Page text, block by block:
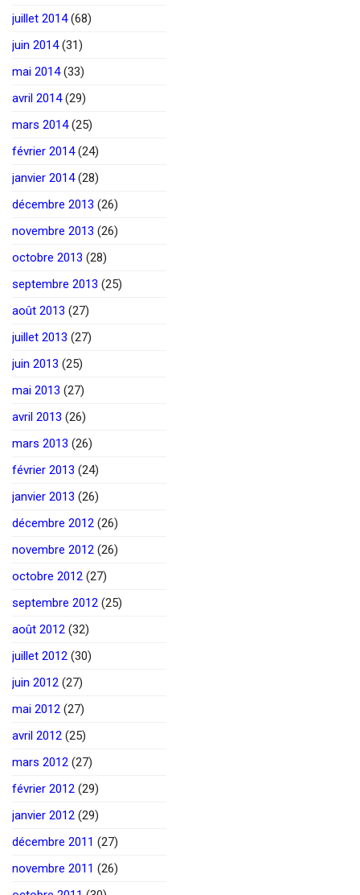
juillet 2014(68)
juin 2014(31)
mai 2014(33)
avril 2014(29)
mars 2014(25)
février 2014(24)
janvier 2014(28)
décembre 2013 (26)
novembre 2013 (26)
octobre 2013 (28)
septembre 2013 (25)
août 2013 (27)
juillet 2013 (27)
juin 2013 (25)
mai 2013 (27)
avril 2013 (26)
mars 2013 (26)
février 2013 (24)
janvier 2013 (26)
décembre 2012 (26)
novembre 2012 (26)
octobre 2012 (27)
septembre 2012 (25)
août 2012 (32)
juillet 2012 (30)
juin 2012 (27)
mai 2012 (27)
avril 2012 (25)
mars 2012 (27)
février 2012 (29)
janvier 2012 (29)
décembre 2011 (27)
novembre 2011 (26)